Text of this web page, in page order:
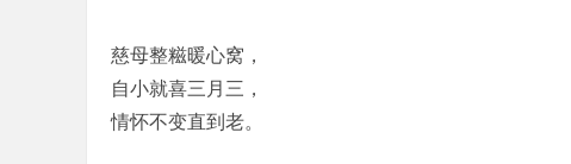
慈母整糍暖心窝，
自小就喜三月三，
情怀不变直到老。